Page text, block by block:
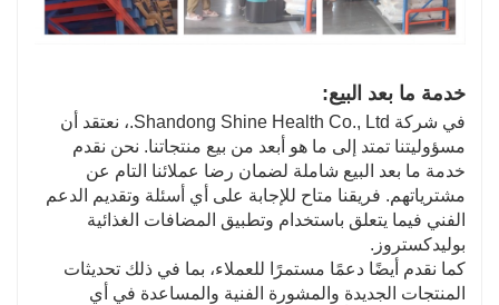
خدمة ما بعد البيع:
في شركة Shandong Shine Health Co., Ltd.، نعتقد أن
مسؤوليتنا تمتد إلى ما هو أبعد من بيع منتجاتنا. نحن نقدم
خدمة ما بعد البيع شاملة لضمان رضا عملائنا التام عن
مشترياتهم. فريقنا متاح للإجابة على أي أسئلة وتقديم الدعم
الفني فيما يتعلق باستخدام وتطبيق المضافات الغذائية
بوليدكستروز.
كما نقدم أيضًا دعمًا مستمرًا للعملاء، بما في ذلك تحديثات
المنتجات الجديدة والمشورة الفنية والمساعدة في أي